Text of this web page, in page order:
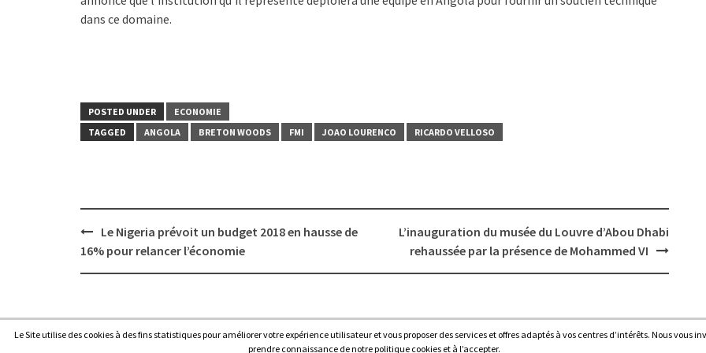
dans ce domaine.
POSTED UNDER
ECONOMIE
TAGGED
ANGOLA BRETON WOODS FMI JOAO LOURENCO RICARDO VELLOSO
Post
navigation
Le Nigeria prévoit un budget 2018 en hausse de
16% pour relancer l’économie
L’inauguration du musée du Louvre d’Abou Dhabi
rehaussée par la présence de Mohammed VI
Afrique7, l’info du continent en continu.
Le Site utilise des cookies à des fins statistiques pour améliorer votre expérience utilisateur et vous proposer des services et offres adaptés à vos centres d’intérêts. Nous vous
prendre connaissance de notre politique cookies et à l’accepter.